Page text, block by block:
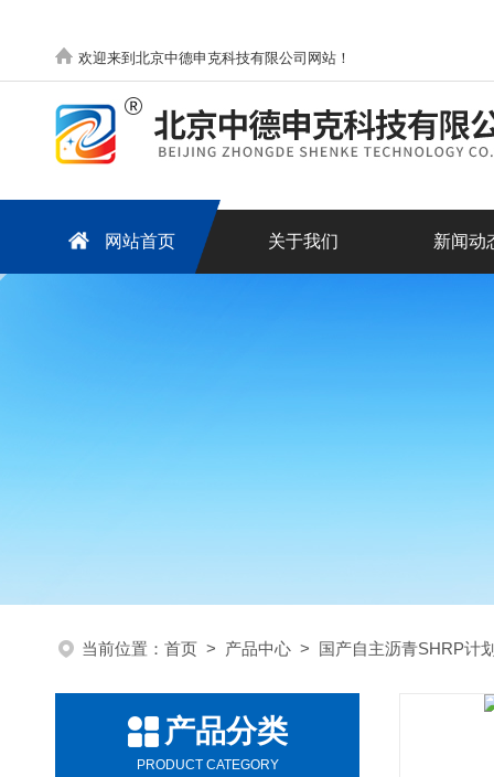
欢迎来到北京中德申克科技有限公司网站！
网站首页 关于我们 新闻动
当前位置： 首页 > 产品中心 > 国产自主沥青SHRP计
产品分类
PRODUCT CATEGORY